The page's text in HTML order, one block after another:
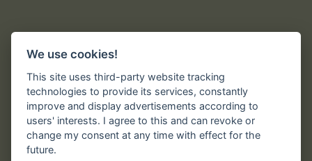
Rechtliches
Impressum
AGB der Druckindustrie
We use cookies!
This site uses third-party website tracking
technologies to provide its services, constantly
improve and display advertisements according to
users' interests. I agree to this and can revoke or
change my consent at any time with effect for the
future.